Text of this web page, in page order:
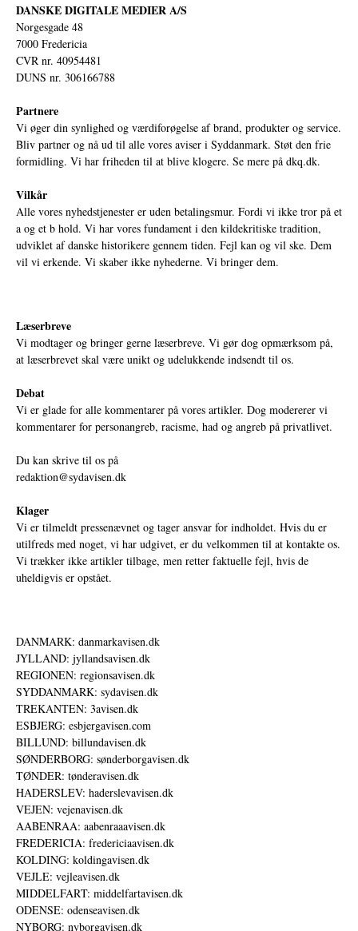
DANSKE DIGITALE MEDIER A/S
Norgesgade 48
7000 Fredericia
CVR nr. 40954481
DUNS nr. 306166788
Partnere
Vi øger din synlighed og værdiforøgelse af brand, produkter og service.
Bliv partner og nå ud til alle vores aviser i Syddanmark. Støt den frie
formidling. Vi har friheden til at blive klogere. Se mere på dkq.dk.
Vilkår
Alle vores nyhedstjenester er uden betalingsmur. Fordi vi ikke tror på et
a og et b hold. Vi har vores fundament i den kildekritiske tradition,
udviklet af danske historikere gennem tiden. Fejl kan og vil ske. Dem
vil vi erkende. Vi skaber ikke nyhederne. Vi bringer dem.
Læserbreve
Vi modtager og bringer gerne læserbreve. Vi gør dog opmærksom på,
at læserbrevet skal være unikt og udelukkende indsendt til os.
Debat
Vi er glade for alle kommentarer på vores artikler. Dog modererer vi
kommentarer for personangreb, racisme, had og angreb på privatlivet.
Du kan skrive til os på
redaktion@sydavisen.dk
Klager
Vi er tilmeldt pressenævnet og tager ansvar for indholdet. Hvis du er
utilfreds med noget, vi har udgivet, er du velkommen til at kontakte os.
Vi trækker ikke artikler tilbage, men retter faktuelle fejl, hvis de
uheldigvis er opstået.
DANMARK: danmarkavisen.dk
JYLLAND: jyllandsavisen.dk
REGIONEN: regionsavisen.dk
SYDDANMARK: sydavisen.dk
TREKANTEN: 3avisen.dk
ESBJERG: esbjergavisen.com
BILLUND: billundavisen.dk
SØNDERBORG: sønderborgavisen.dk
TØNDER: tønderavisen.dk
HADERSLEV: haderslevavisen.dk
VEJEN: vejenavisen.dk
AABENRAA: aabenraaavisen.dk
FREDERICIA: fredericiaavisen.dk
KOLDING: koldingavisen.dk
VEJLE: vejleavisen.dk
MIDDELFART: middelfartavisen.dk
ODENSE: odenseavisen.dk
NYBORG: nyborgavisen.dk